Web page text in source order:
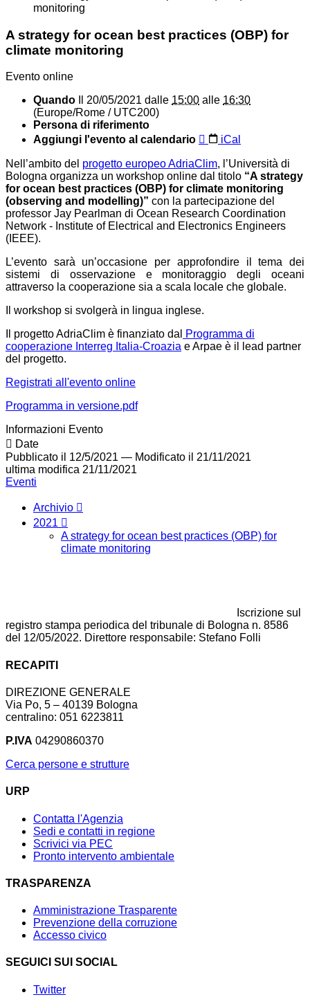
monitoring
A strategy for ocean best practices (OBP) for
climate monitoring
Evento online
Quando
20/05/2021 dalle 15:00 alle 16:30
(Europe/Rome / UTC200)
Persona di riferimento
Aggiungi l'evento al calendario
iCal
Nell’ambito del progetto europeo AdriaClim, l’Università di
Bologna organizza un workshop online dal titolo “A strategy
for ocean best practices (OBP) for climate monitoring
(observing and modelling)” con la partecipazione del
professor Jay Pearlman di Ocean Research Coordination
Network - Institute of Electrical and Electronics Engineers
(IEEE).
L’evento sarà un’occasione per approfondire il tema dei
sistemi di osservazione e monitoraggio degli oceani
attraverso la cooperazione sia a scala locale che globale.
Il workshop si svolgerà in lingua inglese.
Il progetto AdriaClim è finanziato dal Programma di
cooperazione Interreg Italia-Croazia e Arpae è il lead partner
del progetto.
Registrati all'evento online
Programma in versione.pdf
Informazioni Evento
Date
Pubblicato il 12/5/2021 — Modificato il 21/11/2021
ultima modifica 21/11/2021
Eventi
Archivio
2021
A strategy for ocean best practices (OBP) for
climate monitoring
Iscrizione sul
registro stampa periodica del tribunale di Bologna n. 8586
del 12/05/2022. Direttore responsabile: Stefano Folli
RECAPITI
DIREZIONE GENERALE
Via Po, 5 – 40139 Bologna
centralino: 051 6223811
P.IVA 04290860370
Cerca persone e strutture
URP
Contatta l'Agenzia
Sedi e contatti in regione
Scrivici via PEC
Pronto intervento ambientale
TRASPARENZA
Amministrazione Trasparente
Prevenzione della corruzione
Accesso civico
SEGUICI SUI SOCIAL
Twitter